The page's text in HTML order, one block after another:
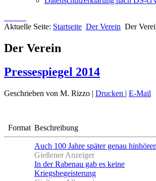
Aktuelle Seite: Startseite Der Verein Der
Der Verein
Pressespiegel 2014
Geschrieben von M. Rizzo | Drucken | E-Mail
Format Beschreibung
Auch 100 Jahre später genau
Gießener Anzeiger
In der Rabenau gab es keine
Kriegsbegeisterung